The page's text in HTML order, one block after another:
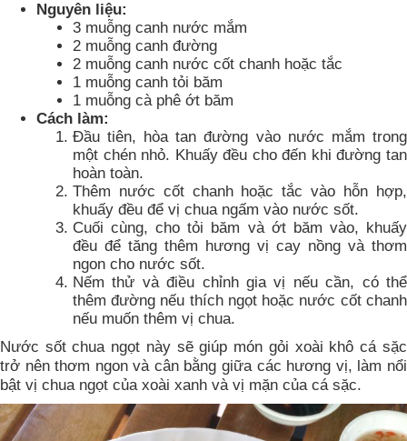
Nguyên liệu:
3 muỗng canh nước mắm
2 muỗng canh đường
2 muỗng canh nước cốt chanh hoặc tắc
1 muỗng canh tỏi băm
1 muỗng cà phê ớt băm
Cách làm:
Đầu tiên, hòa tan đường vào nước mắm trong
một chén nhỏ. Khuấy đều cho đến khi đường tan
hoàn toàn.
Thêm nước cốt chanh hoặc tắc vào hỗn hợp,
khuấy đều để vị chua ngấm vào nước sốt.
Cuối cùng, cho tỏi băm và ớt băm vào, khuấy
đều để tăng thêm hương vị cay nồng và thơm
ngon cho nước sốt.
Nếm thử và điều chỉnh gia vị nếu cần, có thể
thêm đường nếu thích ngọt hoặc nước cốt chanh
nếu muốn thêm vị chua.
Nước sốt chua ngọt này sẽ giúp món gỏi xoài khô cá sặc
trở nên thơm ngon và cân bằng giữa các hương vị, làm nổi
bật vị chua ngọt của xoài xanh và vị mặn của cá sặc.